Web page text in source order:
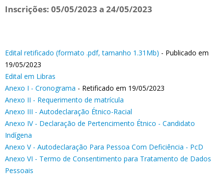
Inscrições: 05/05/2023 a 24/05/2023
Edital retificado (formato .pdf, tamanho 1.31Mb) - Publicado em
19/05/2023
Edital em Libras
Anexo I - Cronograma - Retificado em 19/05/2023
Anexo II - Requerimento de matrícula
Anexo III - Autodeclaração Étnico-Racial
Anexo IV - Declaração de Pertencimento Étnico - Candidato
Indígena
Anexo V - Autodeclaração Para Pessoa Com Deficiência - PcD
Anexo VI - Termo de Consentimento para Tratamento de Dados
Pessoais